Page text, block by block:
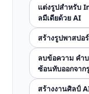
แต่งรูปสำหรับ
ลมีเดียด้วย AI
สร้างรูปพาสป
ลบข้อความ คำ
ซ้อนทับออกจาก
สร้างงานศิลป์